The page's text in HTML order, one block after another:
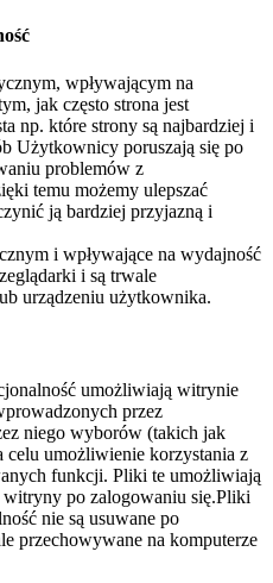
wpływającym na
jak często strona jest
np. które strony są najbardziej i
Użytkownicy poruszają się po
problemów z
temu możemy ulepszać
ją bardziej przyjazną i
i wpływające na wydajność
i są trwale
urządzeniu użytkownika.
umożliwiają witrynie
przez
niego wyborów (takich jak
umożliwienie korzystania z
funkcji. Pliki te umożliwiają
po zalogowaniu się.Pliki
nie są usuwane po
przechowywane na komputerze